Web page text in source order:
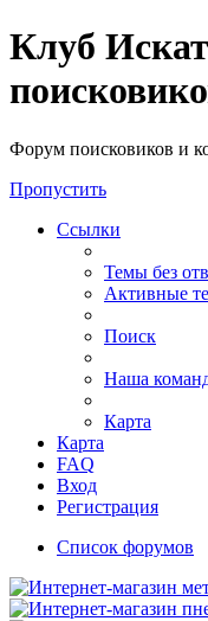
Клуб
Форум поисковиков и
Пропустить
Ссылки
Темы без
Активные
Поиск
Наша
Карта
Карта
FAQ
Вход
Регистрация
Список форумов